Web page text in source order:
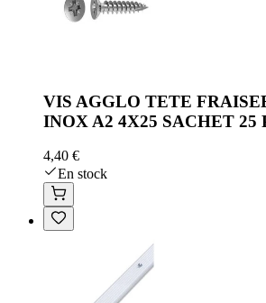
VIS AGGLO TETE
INOX A2 4X25 SACHET 25
4,40 €
En stock